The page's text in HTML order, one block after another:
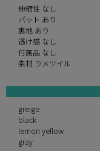
伸縮性 なし
パット あり
裏地 あり
透け感 なし
付属品 なし
素材 ラメツイル
greige
black
lemon yellow
gray